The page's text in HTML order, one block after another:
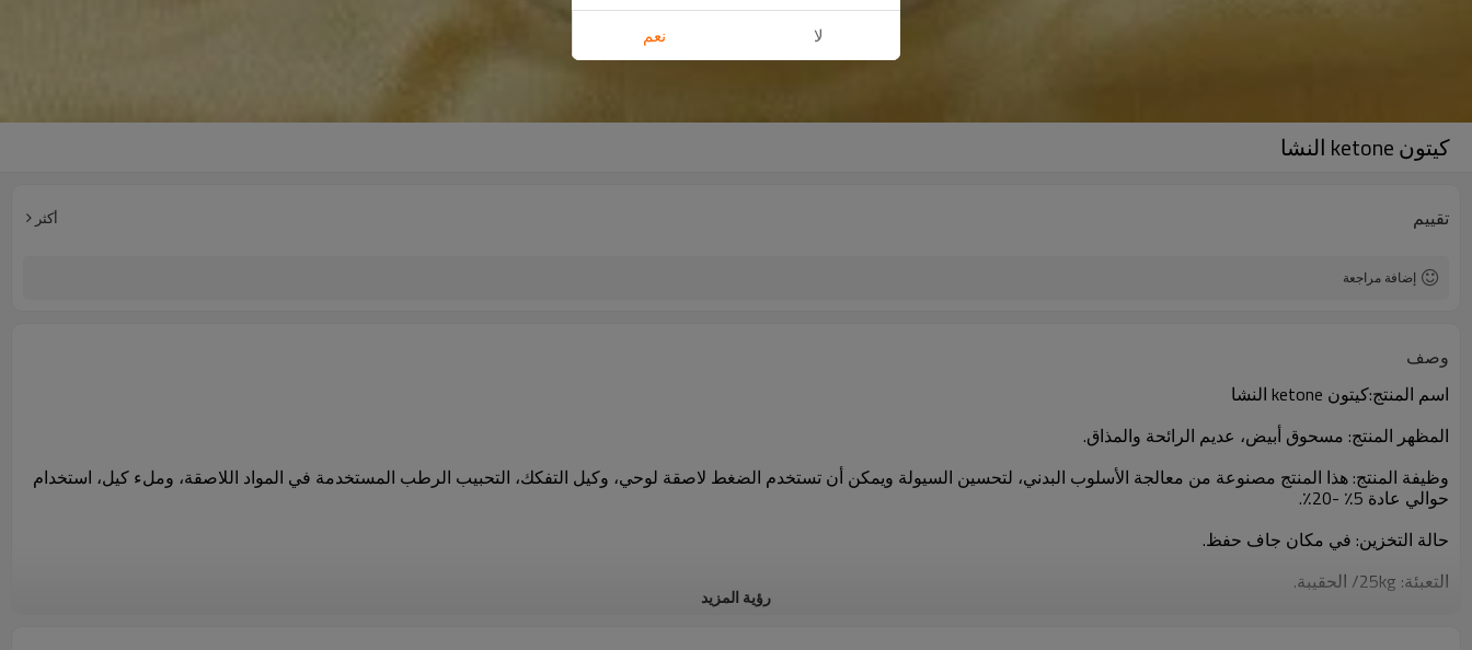
كيتون ketone النشا
تقييم أكثر
إضافة مراجعة
وصف
اسم المنتج:كيتون ketone
النشا
المظهر المنتج: مسحوق أبيض، عديم الرائحة والمذاق.
وظيفة المنتج:هذا المنتج مصنوعة من معالجة الأسلوب البدني، لتحسين السيولة ويمكن أن تستخدم الضغط لاصقة لوحي، وكيل التفكك، التحبيب الرطب المستخدمة في المواد اللاصقة، وملء كيل، استخدام
حوالي عادة 5٪ -20٪
.
حالة التخزين: في مكان جاف حفظ.
التعبئة:
25kg/ الحقيبة.
رؤية المزيد
لا نعم